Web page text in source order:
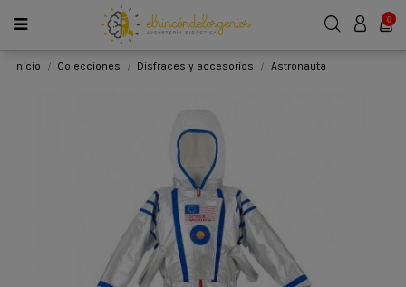
0
Inicio Colecciones Disfraces y accesorios Astronauta